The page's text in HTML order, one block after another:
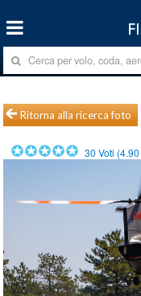
Ritorna alla ricerca foto
30 Voti (4.90